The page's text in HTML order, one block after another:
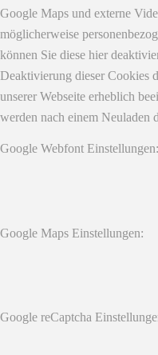
Google Maps und externe
möglicherweise
können Sie diese hier
Deaktivierung dieser Cookies
unserer Webseite erheblich
werden nach einem Neuladen
Google Webfont Einstellungen:
Google Maps Einstellungen:
Google reCaptcha